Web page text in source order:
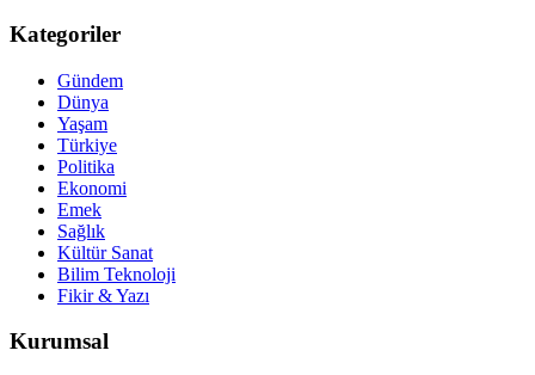
Kategoriler
Gündem
Dünya
Yaşam
Türkiye
Politika
Ekonomi
Emek
Sağlık
Kültür Sanat
Bilim Teknoloji
Fikir & Yazı
Kurumsal